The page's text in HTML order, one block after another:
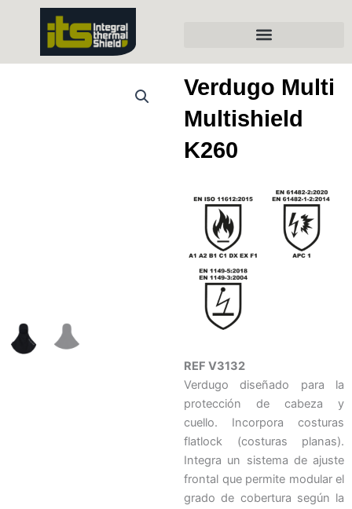
contenido
Verdugo Multi
Multishield
K260
REF V3132
Verdugo diseñado para la
protección de cabeza y
cuello. Incorpora costuras
flatlock (costuras planas).
Integra un sistema de ajuste
frontal que permite modular el
grado de cobertura según la